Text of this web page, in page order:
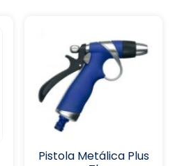
Pistola Metálica Plus